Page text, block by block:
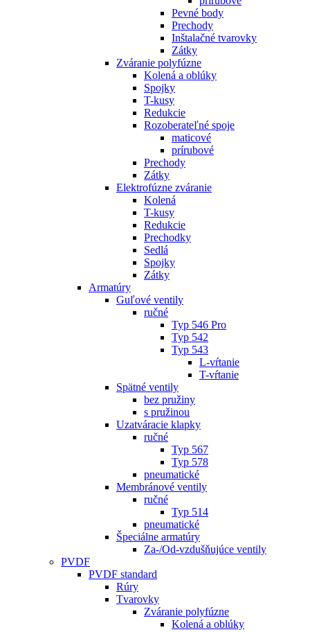
Pevné body
Prechody
Inštalačné tvarovky
Zátky
Zváranie polyfúzne
Kolená a oblúky
Spojky
T-kusy
Redukcie
Rozoberateľné spoje
maticové
prírubové
Prechody
Zátky
Elektrofúzne zváranie
Kolená
T-kusy
Redukcie
Prechodky
Sedlá
Spojky
Zátky
Armatúry
Guľové ventily
ručné
Typ 546 Pro
Typ 542
Typ 543
L-vŕtanie
T-vŕtanie
Spätné ventily
bez pružiny
s pružinou
Uzatváracie klapky
ručné
Typ 567
Typ 578
pneumatické
Membránové ventily
ručné
Typ 514
pneumatické
Špeciálne armatúry
Za-/Od-vzdušňujúce ventily
PVDF
PVDF standard
Rúry
Tvarovky
Zváranie polyfúzne
Kolená a oblúky